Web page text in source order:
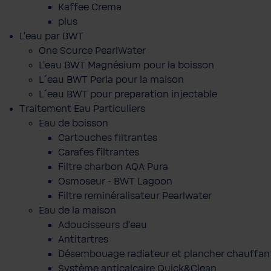
Kaffee Crema
plus
L'eau par BWT
One Source PearlWater
L’eau BWT Magnésium pour la boisson
L´eau BWT Perla pour la maison
L´eau BWT pour preparation injectable
Traitement Eau Particuliers
Eau de boisson
Cartouches filtrantes
Carafes filtrantes
Filtre charbon AQA Pura
Osmoseur - BWT Lagoon
Filtre reminéralisateur Pearlwater
Eau de la maison
Adoucisseurs d'eau
Antitartres
Désembouage radiateur et plancher
Système anticalcaire Quick&Clean